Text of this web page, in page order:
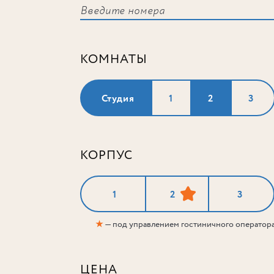
КОМНАТЫ
Студия 1 2 3
КОРПУС
1 2 3
★— под управлением гостиничного
ЦЕНА